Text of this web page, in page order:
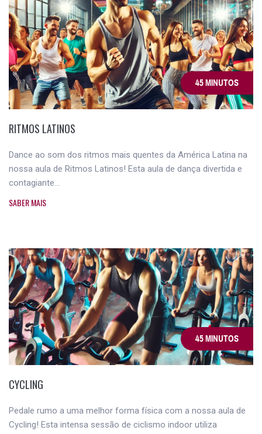
45 MINUTOS
RITMOS LATINOS
Dance ao som dos ritmos mais quentes da América Latina na
nossa aula de Ritmos Latinos! Esta aula de dança divertida e
contagiante...
SABER MAIS
45 MINUTOS
CYCLING
Pedale rumo a uma melhor forma física com a nossa aula de
Cycling! Esta intensa sessão de ciclismo indoor utiliza